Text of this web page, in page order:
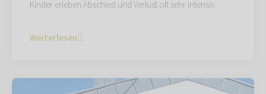
Kinder erleben Abschied und Verlust oft sehr intensiv.
Weiterlesen